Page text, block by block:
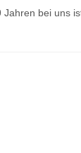
bei uns